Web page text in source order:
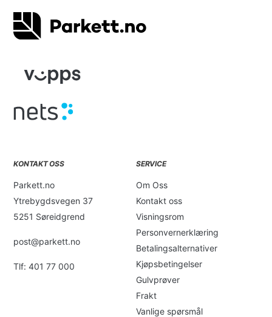
KONTAKT OSS
Parkett.no
Ytrebygdsvegen 37
5251 Søreidgrend
post@parkett.no
Tlf: 401 77 000
SERVICE
Om Oss
Kontakt oss
Visningsrom
Personvernerklæring
Betalingsalternativer
Kjøpsbetingelser
Gulvprøver
Frakt
Vanlige spørsmål